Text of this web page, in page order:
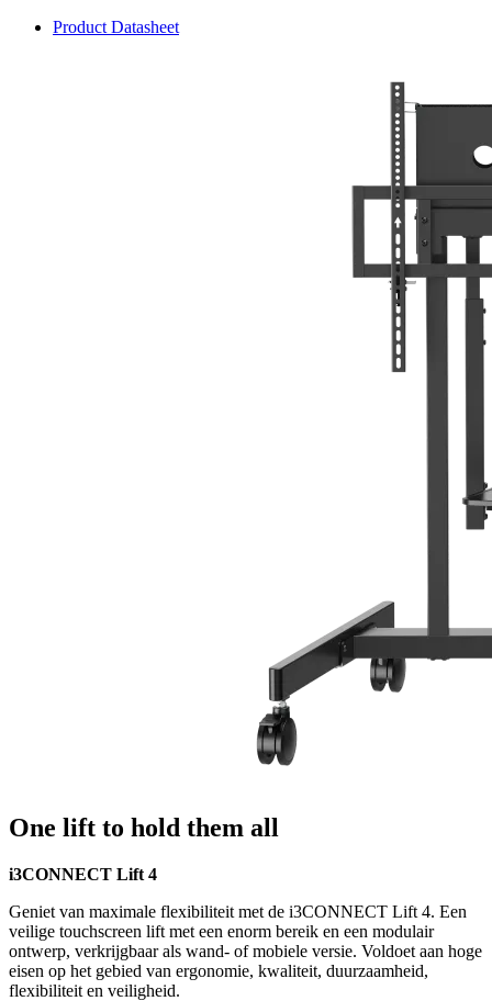
Product Datasheet
One lift to hold them all
i3CONNECT Lift 4
Geniet van maximale flexibiliteit met de i3CONNECT Lift 4. Een
veilige touchscreen lift met een enorm bereik en een modulair
ontwerp, verkrijgbaar als wand- of mobiele versie. Voldoet aan hoge
eisen op het gebied van ergonomie, kwaliteit, duurzaamheid,
flexibiliteit en veiligheid.